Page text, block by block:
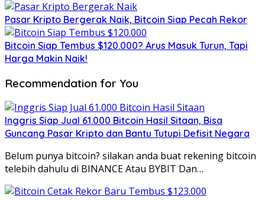
Pasar Kripto Bergerak Naik, Bitcoin Siap Pecah Rekor
Bitcoin Siap Tembus $120.000? Arus Masuk Turun, Tapi
Harga Makin Naik!
Recommendation for You
Inggris Siap Jual 61.000 Bitcoin Hasil Sitaan, Bisa
Guncang Pasar Kripto dan Bantu Tutupi Defisit Negara
Belum punya bitcoin? silakan anda buat rekening bitcoin
telebih dahulu di BINANCE Atau BYBIT Dan…